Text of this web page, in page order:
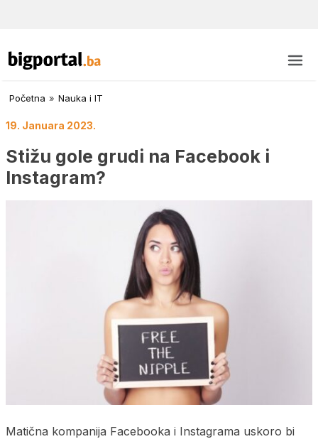
Početna » Nauka i IT
19. Januara 2023.
Stižu gole grudi na Facebook i
Instagram?
Matična kompanija Facebooka i Instagrama uskoro bi